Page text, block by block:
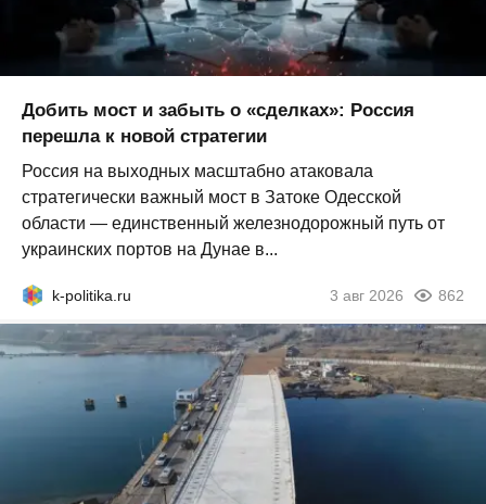
Добить мост и забыть о «сделках»: Россия
перешла к новой стратегии
Россия на выходных масштабно атаковала
стратегически важный мост в Затоке Одесской
области — единственный железнодорожный путь от
украинских портов на Дунае в...
k-politika.ru 3 авг 2026 862